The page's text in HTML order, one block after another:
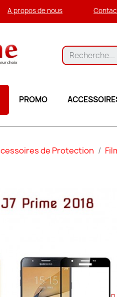
A propos de nous
PROMO
de Protection